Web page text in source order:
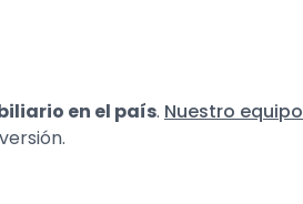
en el país. Nuestro equipo